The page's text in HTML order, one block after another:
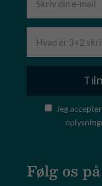
Jeg
Følg os på